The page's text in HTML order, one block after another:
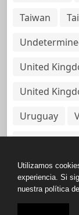
Taiwan
United
United
Uruguay
Virgin
Utilizamos
experiencia. Si
nuestra política